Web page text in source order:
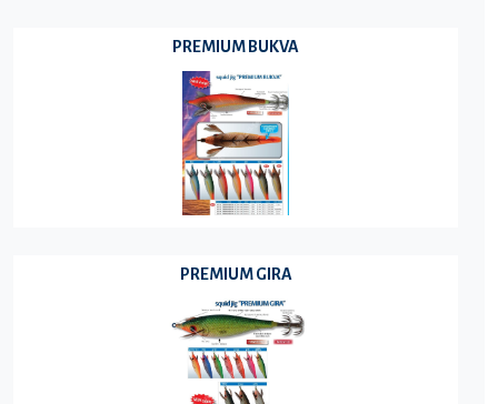
PREMIUM BUKVA
PREMIUM GIRA